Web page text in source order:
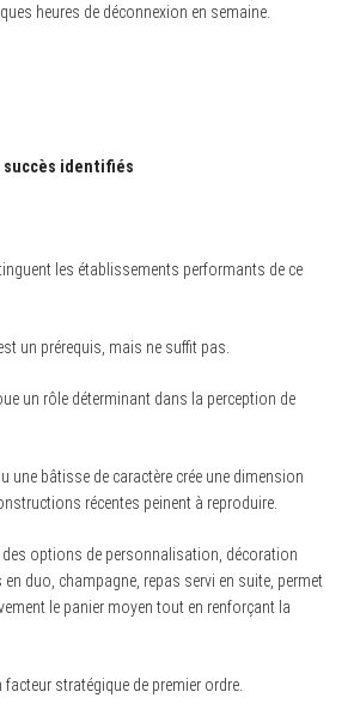
heures de déconnexion en semaine.
succès identifiés
les établissements performants de ce
un prérequis, mais ne suffit pas.
un rôle déterminant dans la perception de
une bâtisse de caractère crée une dimension
récentes peinent à reproduire.
options de personnalisation, décoration
duo, champagne, repas servi en suite, permet
le panier moyen tout en renforçant la
stratégique de premier ordre.